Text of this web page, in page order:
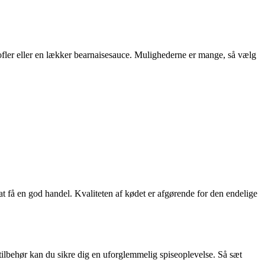
eller en lækker bearnaisesauce. Mulighederne er mange, så vælg
en god handel. Kvaliteten af kødet er afgørende for den endelige
kan du sikre dig en uforglemmelig spiseoplevelse. Så sæt